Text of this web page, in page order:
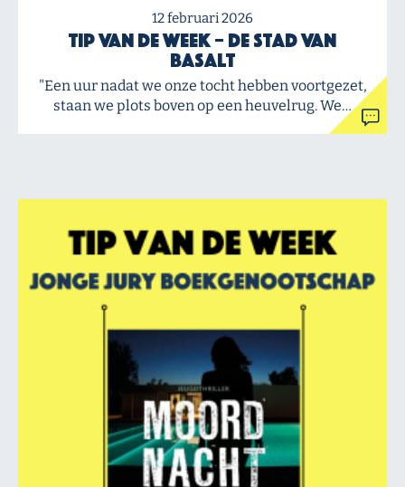
12 februari 2026
Tip van de Week – De stad van
Basalt
"Een uur nadat we onze tocht hebben voortgezet,
staan we plots boven op een heuvelrug. We…